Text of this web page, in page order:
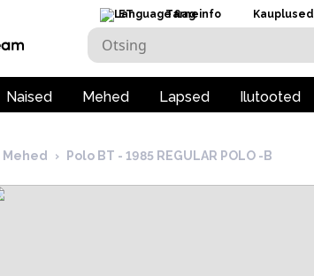
ET Tarneinfo Kauplused
Naised Mehed Lapsed Ilutooted
Mehed › Polo BT - 1985 REGULAR POLO -B